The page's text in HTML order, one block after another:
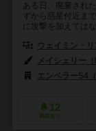
ある日、廃棄され
ずから惑星付近ま
に攻撃を加えては
ウェイミン・
メイシェリー
エンペラーS4
12
興味あり